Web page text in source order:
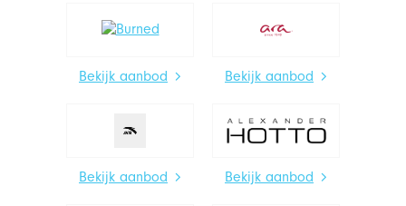
Bekijk aanbod Bekijk aanbod
Bekijk aanbod Bekijk aanbod